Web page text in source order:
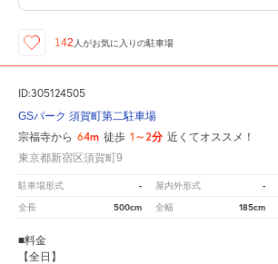
142 人がお気に入りの駐車場
ID:305124505
GSパーク 須賀町第二駐車場
宗福寺から 64m 徒歩 1～2分 近くてオススメ！
東京都新宿区須賀町9
駐車場形式 - 屋内外形式 -
全長 500cm 全幅 185cm
■料金
【全日】